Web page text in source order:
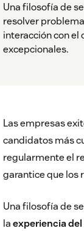
Una filosofía de
resolver
interacción con el
excepcionales.
Las empresas
candidatos más
regularmente el
garantice que los
Una filosofía de
laexperiencia del